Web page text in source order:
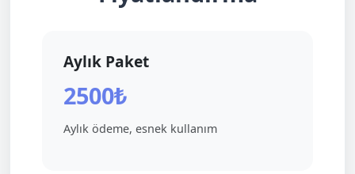
Aylık Paket
2500₺
Aylık ödeme, esnek kullanım